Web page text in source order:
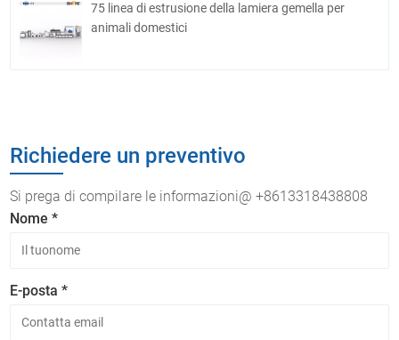
75 linea di estrusione della lamiera gemella per
animali domestici
Richiedere un preventivo
Si prega di compilare le informazioni@ +8613318438808
Nome *
E-posta *